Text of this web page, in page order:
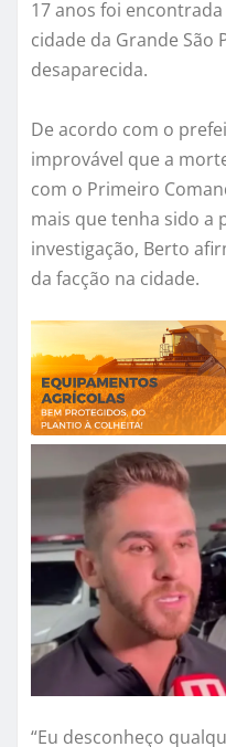
17 anos foi
cidade da Grande São
desaparecida.
De acordo com o
improvável que a
com o Primeiro
mais que tenha sido a
investigação, Berto
da facção na cidade.
“Eu desconheço